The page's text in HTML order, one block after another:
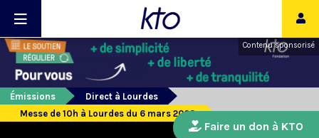
Contenu sponsorisé
Émissions
Direct à Lourdes
Messe de 10h à Lourdes du 6 mars 2023
Faire un don à KTO